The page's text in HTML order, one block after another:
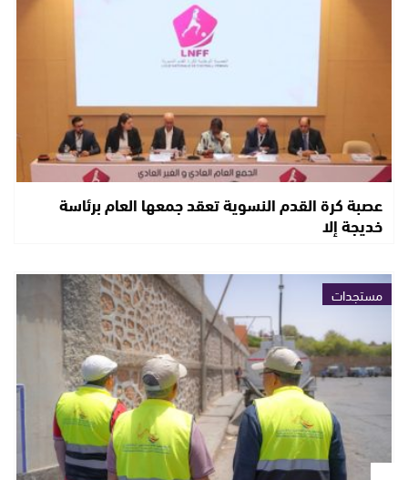
عصبة كرة القدم النسوية تعقد جمعها العام برئاسة
خديجة إلا
مستجدات